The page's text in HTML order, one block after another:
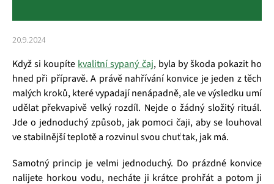
20.9.2024
Když si koupíte kvalitní sypaný čaj, byla by škoda pokazit ho
hned při přípravě. A právě nahřívání konvice je jeden z těch
malých kroků, které vypadají nenápadně, ale ve výsledku umí
udělat překvapivě velký rozdíl. Nejde o žádný složitý rituál.
Jde o jednoduchý způsob, jak pomoci čaji, aby se louhoval
ve stabilnější teplotě a rozvinul svou chuť tak, jak má.
Samotný princip je velmi jednoduchý. Do prázdné konvice
nalijete horkou vodu, necháte ji krátce prohřát a potom ji